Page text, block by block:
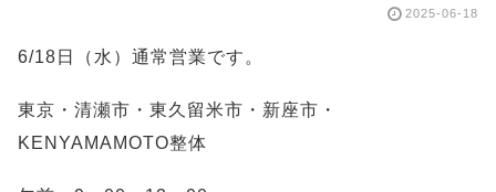
2025-06-18
6/18日（水）通常営業です。
東京・清瀬市・東久留米市・新座市・
KENYAMAMOTO整体